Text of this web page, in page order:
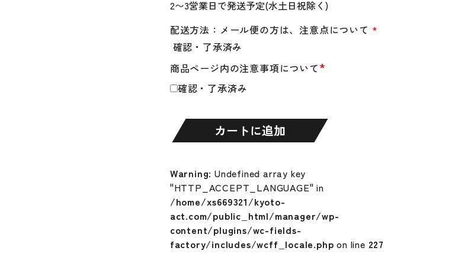
商品ページ内の注意事項について*
確認・了承済み
配送方法：メール便の方は、注意点について *
確認・了承済み
ミ
ズ
ノ
mizuno
ミ
ズ
ロ
単
水
洗
い
可
能
左
カートに追加
Warning: Undefined array key
"HTTP_ACCEPT_LANGUAGE" in
/home/xs669321/kyoto-
act.com/public_html/manager/wp-
content/plugins/wc-fields-
factory/includes/wcff_locale.php on line 227